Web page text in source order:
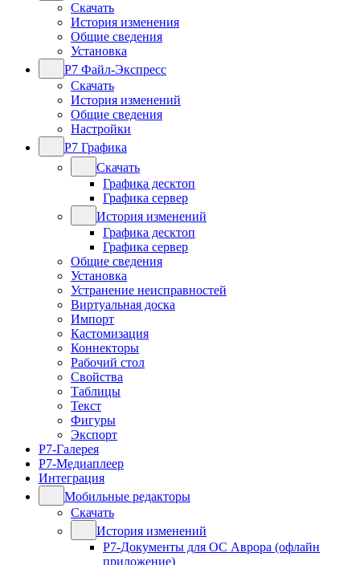
Скачать
История изменения
Общие сведения
Установка
Р7 Файл-Экспресс
Скачать
История изменений
Общие сведения
Настройки
Р7 Графика
Скачать
Графика десктоп
Графика сервер
История изменений
Графика десктоп
Графика сервер
Общие сведения
Установка
Устранение неисправностей
Виртуальная доска
Импорт
Кастомизация
Коннекторы
Рабочий стол
Свойства
Таблицы
Текст
Фигуры
Экспорт
Р7-Галерея
Р7-Медиаплеер
Интеграция
Мобильные редакторы
Скачать
История изменений
Р7-Документы для ОС Аврора (офлайн
приложение)